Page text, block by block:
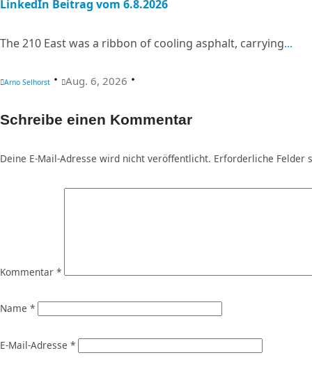
LinkedIn Beitrag vom 6.8.2026
The 210 East was a ribbon of cooling asphalt, carrying...
Arno Selhorst Aug. 6, 2026
Schreibe einen Kommentar
Deine E-Mail-Adresse wird nicht veröffentlicht. Erforderliche Felder
Kommentar *
Name *
E-Mail-Adresse *